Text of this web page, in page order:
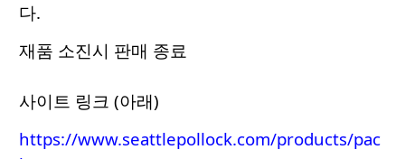
다.
재품 소진시 판매 종료
사이트 링크 (아래)
https://www.seattlepollock.com/products/pac